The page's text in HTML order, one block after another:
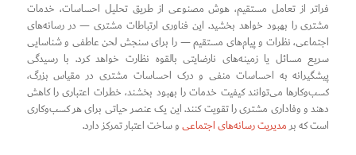
فراتر از تعامل مستقیم، هوش مصنوعی از طریق تحلیل احساسات، خدمات
مشتری را بهبود خواهد بخشید. این فناوری ارتباطات مشتری — در رسانه‌های
اجتماعی، نظرات و پیام‌های مستقیم — را برای سنجش لحن عاطفی و شناسایی
سریع مسائل یا زمینه‌های نارضایتی بالقوه نظارت خواهد کرد. با رسیدگی
پیشگیرانه به احساسات منفی و درک احساسات مشتری در مقیاس بزرگ،
کسب‌وکارها می‌توانند کیفیت خدمات را بهبود بخشند، خطرات اعتباری را کاهش
دهند و وفاداری مشتری را تقویت کنند. این یک عنصر حیاتی برای هر کسب‌وکاری
است که برمدیریت رسانه‌های اجتماعیو ساخت اعتبار تمرکز دارد.